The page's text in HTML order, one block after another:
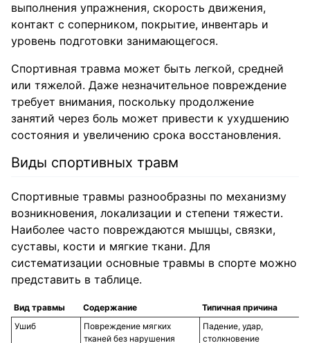
выполнения упражнения, скорость движения,
контакт с соперником, покрытие, инвентарь и
уровень подготовки занимающегося.
Спортивная травма может быть легкой, средней
или тяжелой. Даже незначительное повреждение
требует внимания, поскольку продолжение
занятий через боль может привести к ухудшению
состояния и увеличению срока восстановления.
Виды спортивных травм
Спортивные травмы разнообразны по механизму
возникновения, локализации и степени тяжести.
Наиболее часто повреждаются мышцы, связки,
суставы, кости и мягкие ткани. Для
систематизации основные травмы в спорте можно
представить в таблице.
Вид травмы Содержание
Типичная причина
Ушиб
Повреждение мягких
тканей без нарушения
Падение, удар,
столкновение